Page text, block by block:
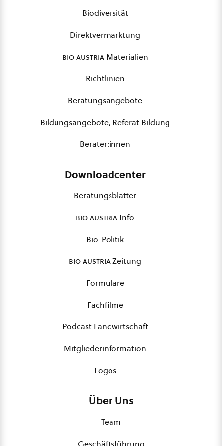
Biodiversität
Direktvermarktung
bio austriaMaterialien
Richtlinien
Beratungsangebote
Bildungsangebote, Referat Bildung
Berater:innen
Downloadcenter
Beratungsblätter
bio austria Info
Bio-Politik
bio austriaZeitung
Formulare
Fachfilme
Podcast Landwirtschaft
Mitgliederinformation
Logos
Über Uns
Team
Geschäftsführung